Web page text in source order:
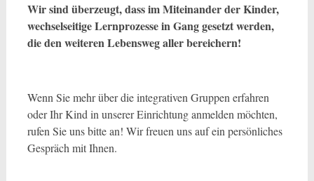
Wir sind überzeugt, dass im Miteinander der Kinder,
wechselseitige Lernprozesse in Gang gesetzt werden,
die den weiteren Lebensweg aller bereichern!
Wenn Sie mehr über die integrativen Gruppen erfahren
oder Ihr Kind in unserer Einrichtung anmelden möchten,
rufen Sie uns bitte an! Wir freuen uns auf ein persönliches
Gespräch mit Ihnen.